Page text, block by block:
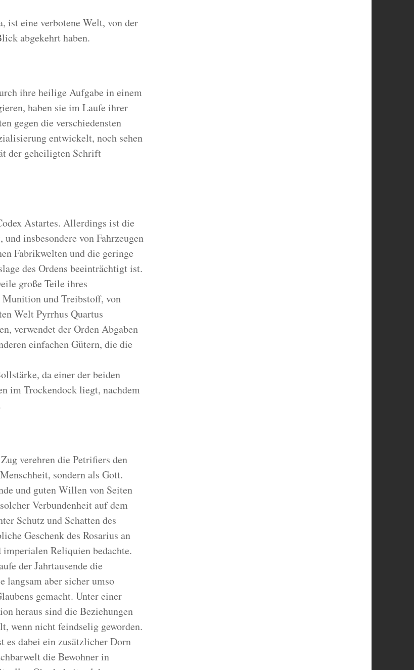
ist eine verbotene Welt, von der
abgekehrt haben.
ihre heilige Aufgabe in einem
haben sie im Laufe ihrer
gegen die verschiedensten
entwickelt, noch sehen
der geheiligten Schrift
Astartes. Allerdings ist die
insbesondere von Fahrzeugen
Fabrikwelten und die geringe
des Ordens beeinträchtigt ist.
große Teile ihres
Munition und Treibstoff, von
Welt Pyrrhus Quartus
verwendet der Orden Abgaben
einfachen Gütern, die die
da einer der beiden
im Trockendock liegt, nachdem
verehren die Petrifiers den
sondern als Gott.
und guten Willen von Seiten
Verbundenheit auf dem
Schutz und Schatten des
Geschenk des Rosarius an
Reliquien bedachte.
der Jahrtausende die
langsam aber sicher umso
gemacht. Unter einer
heraus sind die Beziehungen
wenn nicht feindselig geworden.
es dabei ein zusätzlicher Dorn
die Bewohner in